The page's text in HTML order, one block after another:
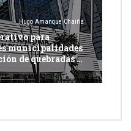
Hugo Amanque Chaiña
para
municipalidades
de quebradas y
Niño